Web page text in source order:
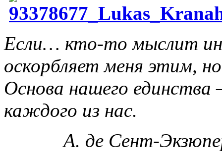
Если… кто-то мыслит
оскорбляет меня этим,
Основа нашего
каждого из нас.
А. де Сент-